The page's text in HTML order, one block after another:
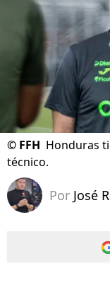
© FFH Honduras
técnico.
Por José